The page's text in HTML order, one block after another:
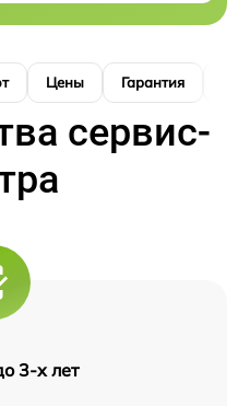
Цены Гарантия
сервис-
3-х лет